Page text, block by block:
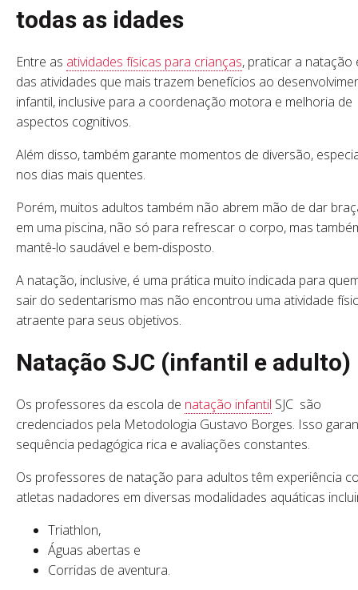
todas as idades
Entre as atividades físicas para crianças, praticar a natação
das atividades que mais trazem benefícios ao
infantil, inclusive para a coordenação motora e melhoria de
aspectos cognitivos.
Além disso, também garante momentos de diversão,
nos dias mais quentes.
Porém, muitos adultos também não abrem mão de dar
em uma piscina, não só para refrescar o corpo, mas
mantê-lo saudável e bem-disposto.
A natação, inclusive, é uma prática muito indicada para
sair do sedentarismo mas não encontrou uma atividade
atraente para seus objetivos.
Natação SJC (infantil e adulto)
Os professores da escola de natação infantil SJC são
credenciados pela Metodologia Gustavo Borges. Isso
sequência pedagógica rica e avaliações constantes.
Os professores de natação para adultos têm experiência
atletas nadadores em diversas modalidades aquáticas
Triathlon,
Águas abertas e
Corridas de aventura.